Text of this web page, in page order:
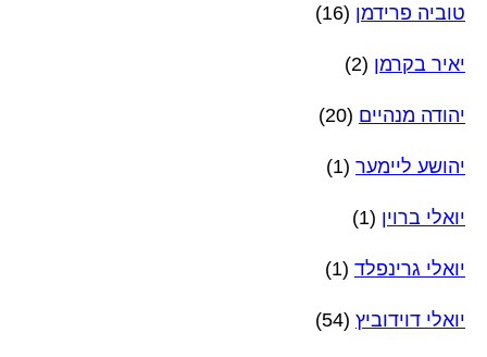
טוביה פרידמן (16)
יאיר בקרמן (2)
יהודה מנהיים (20)
יהושע ליימער (1)
יואלי ברוין (1)
יואלי גרינפלד (1)
יואלי דוידוביץ (54)